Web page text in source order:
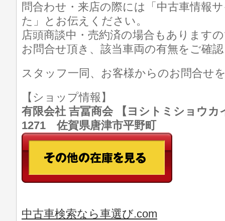
問合わせ・来店の際には「中古車情報
た」とお伝えください。
店頭商談中・売約済の場合もあります
お問合せ頂き、該当車両の有無をご確
スタッフ一同、お客様からのお問合せ
【ショップ情報】
有限会社 吉冨商会 【ヨシトミショウ
1271 佐賀県唐津市平野町
中古車検索なら車選び.com